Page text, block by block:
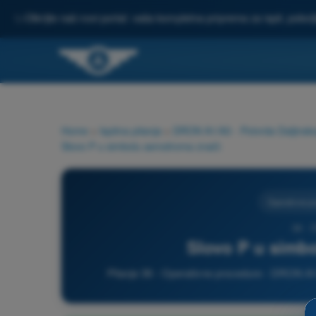
Otkrijte naš novi portal: vaša kompletna priprema za ispit,
Home Ispitna pitanja DRON A1/A3 - Potvrda
Slovo P u simbolu aerodroma znači:
Slovo P u
Pitanje 36 - Operativne procedure - DRON